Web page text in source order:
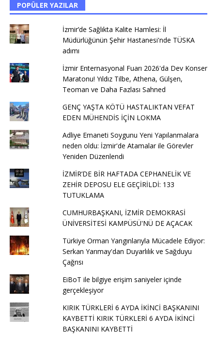
POPÜLER YAZILAR
İzmir’de Sağlıkta Kalite Hamlesi: İl
Müdürlüğünün Şehir Hastanesi'nde TÜSKA
adımı
İzmir Enternasyonal Fuarı 2026'da Dev Konser
Maratonu! Yıldız Tilbe, Athena, Gülşen,
Teoman ve Daha Fazlası Sahned
GENÇ YAŞTA KÖTÜ HASTALIKTAN VEFAT
EDEN MÜHENDİS İÇİN LOKMA
Adliye Emaneti Soygunu Yeni Yapılanmalara
neden oldu: İzmir'de Atamalar ile Görevler
Yeniden Düzenlendi
İZMİR’DE BİR HAFTADA CEPHANELİK VE
ZEHİR DEPOSU ELE GEÇİRİLDİ: 133
TUTUKLAMA
CUMHURBAŞKANI, İZMİR DEMOKRASİ
ÜNİVERSİTESİ KAMPÜSÜ'NÜ DE AÇACAK
Türkiye Orman Yangınlarıyla Mücadele Ediyor:
Serkan Yarımay'dan Duyarlılık ve Sağduyu
Çağrısı
EiBoT ile bilgiye erişim saniyeler içinde
gerçekleşiyor
KIRIK TÜRKLERİ 6 AYDA İKİNCİ BAŞKANINI
KAYBETTİ KIRIK TÜRKLERİ 6 AYDA İKİNCİ
BAŞKANINI KAYBETTİ